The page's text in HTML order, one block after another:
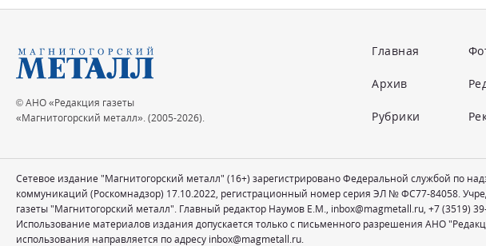
© АНО «Редакция газеты
«Магнитогорский металл». (2005-2026).
Главная
Архив
Рубрики
Сетевое издание "Магнитогорский металл" (16+) зарегистрировано Федеральной службой по
коммуникаций (Роскомнадзор) 17.10.2022, регистрационный номер серия ЭЛ № ФС77-84058.
газеты "Магнитогорский металл". Главный редактор Наумов Е.М., inbox@magmetall.ru, +7 (3519)
Использование материалов издания допускается только с письменного разрешения АНО
использования направляется по адресу inbox@magmetall.ru.